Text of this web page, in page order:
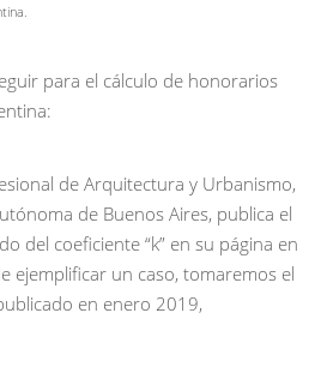
para el cálculo de honorarios
de Arquitectura y Urbanismo,
de Buenos Aires, publica el
del coeficiente “k” en su página en
ejemplificar un caso, tomaremos el
en enero 2019,